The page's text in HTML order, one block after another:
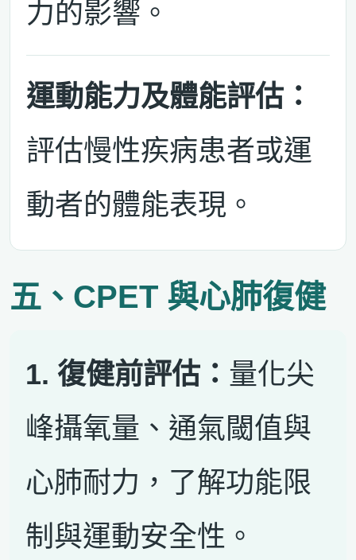
力的影響。
運動能力及體能評估：
評估慢性疾病患者或運
動者的體能表現。
五、CPET 與心肺復健
1. 復健前評估： 量化尖
峰攝氧量、通氣閾值與
心肺耐力，了解功能限
制與運動安全性。